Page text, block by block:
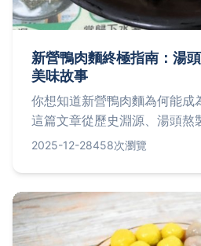
新營鴨肉麵終極指南：湯
美味故事
你想知道新營鴨肉麵為何能成
這篇文章從歷史淵源、湯頭熬
店，全面解析新營鴨肉麵的獨
2025-12-28458次瀏覽